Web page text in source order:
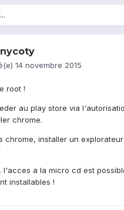
14 novembre 2015
root !
au play store via
chrome.
chrome, installer un
l'acces a la micro cd est
installables !